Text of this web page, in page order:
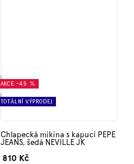
AKCE –45 %
TOTÁLNÍ VÝPRODEJ
Chlapecká mikina s kapucí PEPE
JEANS, šedá NEVILLE JK
810 Kč